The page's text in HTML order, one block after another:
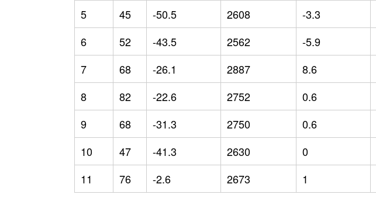
5
45 -50.5 2608 -3.3
6
52 -43.5 2562 -5.9
7
68 -26.1 2887 8.6
8
82 -22.6 2752 0.6
9
68 -31.3 2750 0.6
10
47 -41.3 2630 0
11
76 -2.6 2673 1